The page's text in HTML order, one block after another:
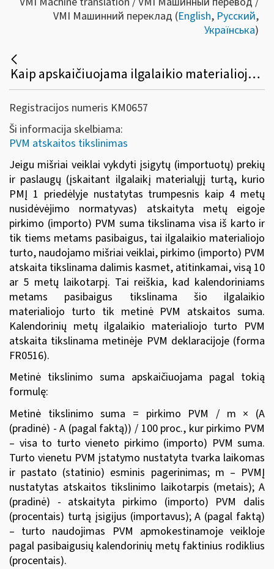
VMI Машинний переклад (English, Русский,
Українська)
Kaip apskaičiuojama ilgalaikio materialiojo turto patikslinta metinė PVM atskaitos suma, taikant pajamų kriterijų?
Registracijos numeris KM0657
Ši informacija skelbiama:
PVM atskaitos tikslinimas
Jeigu mišriai veiklai vykdyti įsigytų (importuotų) prekių
ir paslaugų (įskaitant ilgalaikį materialųjį turtą, kurio
PMĮ 1 priedėlyje nustatytas trumpesnis kaip 4 metų
nusidėvėjimo normatyvas) atskaityta metų eigoje
pirkimo (importo) PVM suma tikslinama visa iš karto ir
tik tiems metams pasibaigus, tai ilgalaikio materialiojo
turto, naudojamo mišriai veiklai, pirkimo (importo) PVM
atskaita tikslinama dalimis kasmet, atitinkamai, visą 10
ar 5 metų laikotarpį. Tai reiškia, kad kalendoriniams
metams pasibaigus tikslinama šio ilgalaikio
materialiojo turto tik metinė PVM atskaitos suma.
Kalendorinių metų ilgalaikio materialiojo turto PVM
atskaita tikslinama metinėje PVM deklaracijoje (forma
FR0516).
Metinė tikslinimo suma apskaičiuojama pagal tokią
formulę:
Metinė tikslinimo suma = pirkimo PVM / m × (A
(pradinė) - A (pagal faktą)) / 100 proc., kur pirkimo PVM
– visa to turto vieneto pirkimo (importo) PVM suma.
Turto vienetu PVM įstatymo nustatyta tvarka laikomas
ir pastato (statinio) esminis pagerinimas; m – PVMĮ
nustatytas atskaitos tikslinimo laikotarpis (metais); A
(pradinė) - atskaityta pirkimo (importo) PVM dalis
(procentais) turtą įsigijus (importavus); A (pagal faktą)
– turto naudojimas PVM apmokestinamoje veikloje
pagal pasibaigusių kalendorinių metų faktinius rodiklius
(procentais).